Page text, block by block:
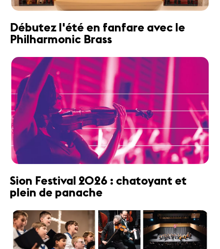
Débutez l'été en fanfare avec le
Philharmonic Brass
Sion Festival 2026 : chatoyant et
plein de panache